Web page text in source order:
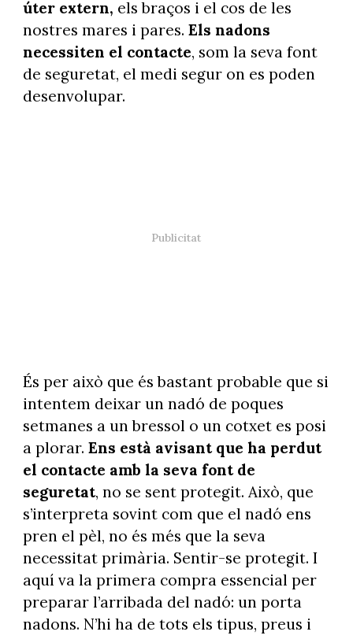
úter extern, els braços i el cos de les
nostres mares i pares. Els nadons
necessiten el contacte, som la seva font
de seguretat, el medi segur on es poden
desenvolupar.
És per això que és bastant probable que si
intentem deixar un nadó de poques
setmanes a un bressol o un cotxet es posi
a plorar. Ens està avisant que ha perdut
el contacte amb la seva font de
seguretat, no se sent protegit. Això, que
s’interpreta sovint com que el nadó ens
pren el pèl, no és més que la seva
necessitat primària. Sentir-se protegit. I
aquí va la primera compra essencial per
preparar l’arribada del nadó: un porta
nadons. N’hi ha de tots els tipus, preus i